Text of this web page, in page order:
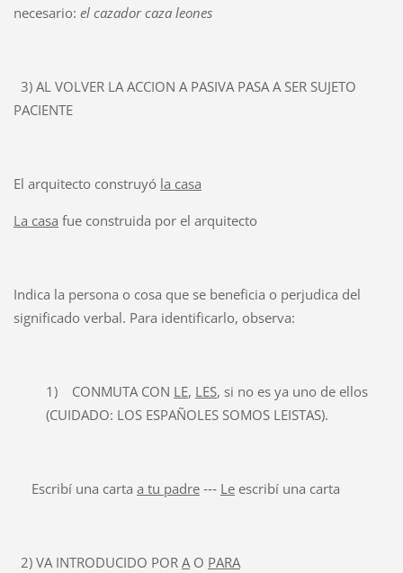
necesario: el cazador caza leones
3) AL VOLVER LA ACCION A PASIVA PASA A SER SUJETO
PACIENTE
El arquitecto construyó la casa
La casa fue construida por el arquitecto
Indica la persona o cosa que se beneficia o perjudica del
significado verbal. Para identificarlo, observa:
1) CONMUTA CON LE, LES, si no es ya uno de ellos
(CUIDADO: LOS ESPAÑOLES SOMOS LEISTAS).
Escribí una carta a tu padre‑‑‑ Leescribí una carta
2) VA INTRODUCIDO POR AO PARA